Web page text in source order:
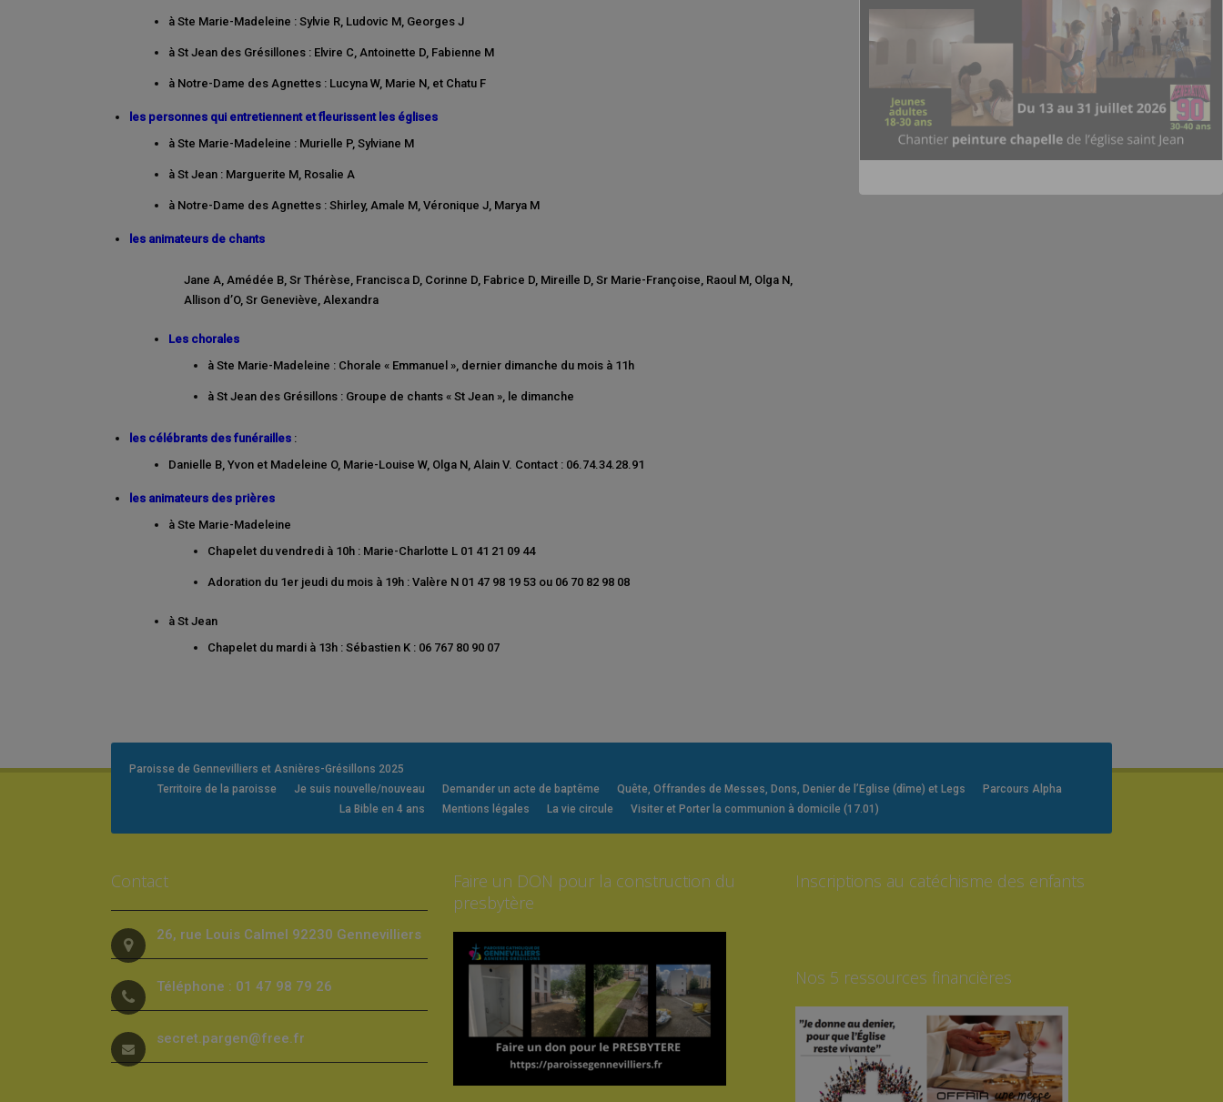
à Ste Marie-Madeleine : Sylvie R, Ludovic M, Georges J
à St Jean des Grésillones : Elvire C, Antoinette D, Fabienne M
à Notre-Dame des Agnettes : Lucyna W, Marie N, et Chatu F
les personnes qui entretiennent et fleurissent les églises
à Ste Marie-Madeleine : Murielle P, Sylviane M
à St Jean : Marguerite M, Rosalie A
à Notre-Dame des Agnettes : Shirley, Amale M, Véronique J, Marya M
les animateurs de chants
Jane A, Amédée B, Sr Thérèse, Francisca D, Corinne D, Fabrice D, Mireille D, Sr Marie-Françoise, Raoul M, Olga N,
Allison d’O, Sr Geneviève, Alexandra
Les chorales
à Ste Marie-Madeleine : Chorale « Emmanuel », dernier dimanche du mois à 11h
à St Jean des Grésillons : Groupe de chants « St Jean », le dimanche
les célébrants des funérailles :
Danielle B, Yvon et Madeleine O, Marie-Louise W, Olga N, Alain V. Contact : 06.74.34.28.91
les animateurs des prières
à Ste Marie-Madeleine
Chapelet du vendredi à 10h : Marie-Charlotte L 01 41 21 09 44
Adoration du 1er jeudi du mois à 19h : Valère N 01 47 98 19 53 ou 06 70 82 98 08
à St Jean
Chapelet du mardi à 13h : Sébastien K : 06 767 80 90 07
Paroisse de Gennevilliers et Asnières-Grésillons 2025
Territoire de la paroisse
Je suis nouvelle/nouveau Demander un acte de baptême Quête, Offrandes de Messes, Dons, Denier de l’Eglise (dîme) et Legs
Parcours Alpha
La Bible en 4 ans
Mentions légales La vie circule Visiter et Porter la communion à domicile (17.01)
Contact
26, rue Louis Calmel 92230 Gennevilliers
Téléphone : 01 47 98 79 26
secret.pargen@free.fr
Faire un DON pour la construction du
presbytère
Inscriptions au catéchisme des enfants
Nos 5 ressources financières